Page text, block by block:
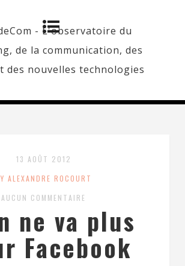
13 AOÛT 2012
ALEXANDRE ROCOURT
AUCUN COMMENTAIRE
ne va plus
Facebook